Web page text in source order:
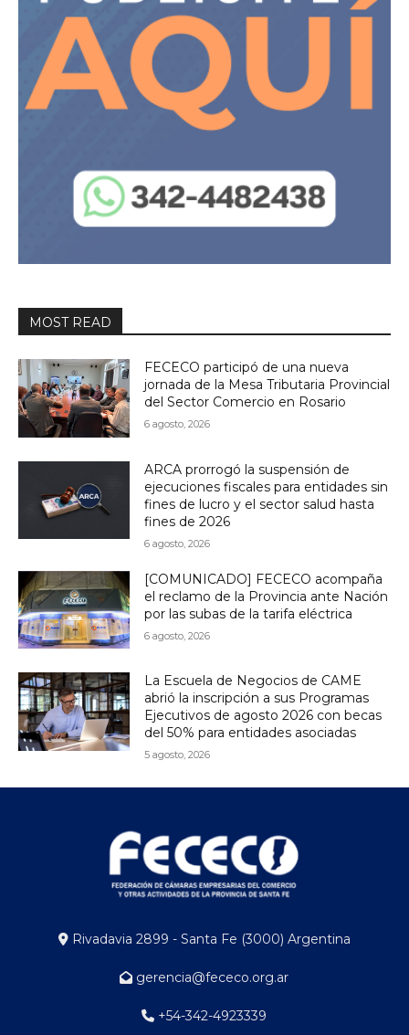
MOST READ
FECECO participó de una nueva
jornada de la Mesa Tributaria Provincial
del Sector Comercio en Rosario
6 agosto, 2026
ARCA prorrogó la suspensión de
ejecuciones fiscales para entidades sin
fines de lucro y el sector salud hasta
fines de 2026
6 agosto, 2026
[COMUNICADO] FECECO acompaña
el reclamo de la Provincia ante Nación
por las subas de la tarifa eléctrica
6 agosto, 2026
La Escuela de Negocios de CAME
abrió la inscripción a sus Programas
Ejecutivos de agosto 2026 con becas
del 50% para entidades asociadas
5 agosto, 2026
Rivadavia 2899 - Santa Fe (3000) Argentina
gerencia@fececo.org.ar
+54-342-4923339